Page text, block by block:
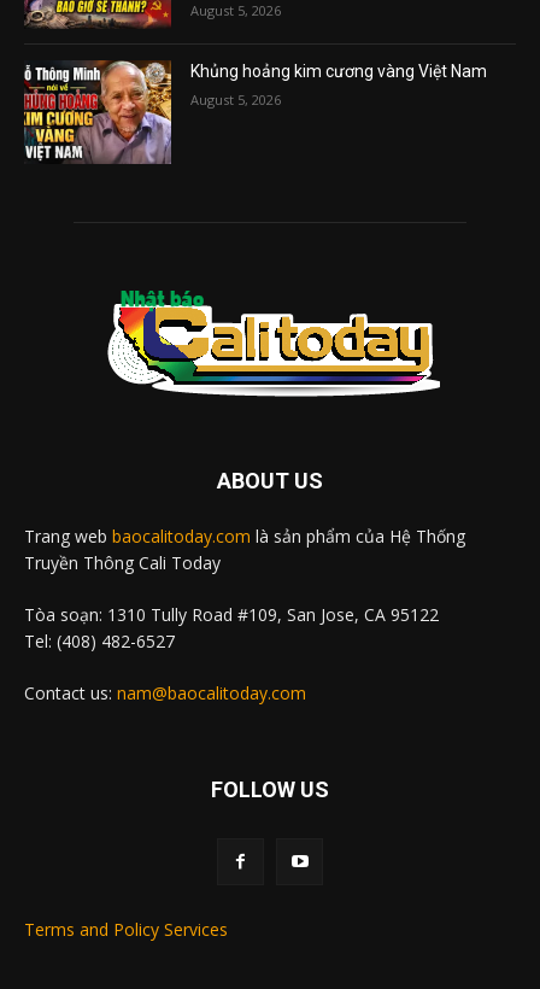
August 5, 2026
Khủng hoảng kim cương vàng Việt Nam
August 5, 2026
ABOUT US
Trang web baocalitoday.com là sản phẩm của Hệ Thống
Truyền Thông Cali Today
Tòa soạn: 1310 Tully Road #109, San Jose, CA 95122
Tel: (408) 482-6527
Contact us: nam@baocalitoday.com
FOLLOW US
Terms and Policy Services